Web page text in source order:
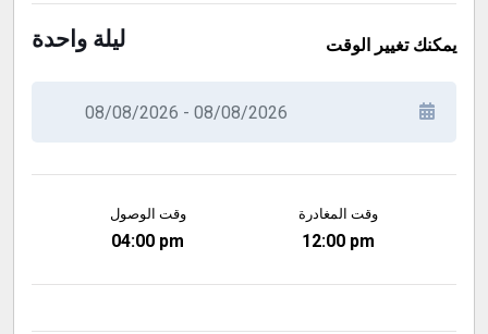
ليلة واحدة يمكنك تغيير الوقت
وقت الوصول
04:00 pm
وقت المغادرة
12:00 pm